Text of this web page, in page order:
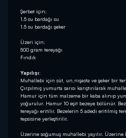
Şerbet için:
1.5 su bardağı su
1.5 su bardağı şeker
Üzeri için:
500 gram tereyağı
Fındık
Yapılışı:
Muhallebi için süt, un,nişasta ve şeker bir
Çırpılmış yumurta sarısı karıştırılarak
Hamur için tüm malzeme bir kaba alınıp
yoğurulur. Hamur 10 eşit bezeye bölünür.
tereyağı eritilir. Bezelerin 5 adedi eritilmiş
tepsisine yerleştirilir.
Üzerine soğumuş muhallebi yayılır.